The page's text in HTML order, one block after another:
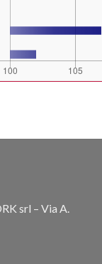
srl – Via A.